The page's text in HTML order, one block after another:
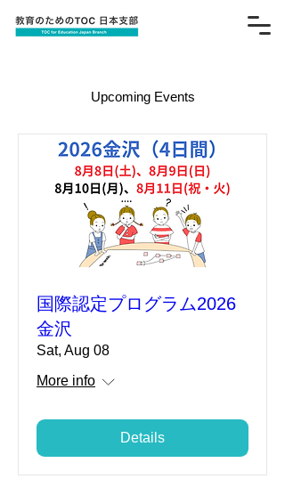
Upcoming Events
国際認定プログラム2026
金沢
Sat, Aug 08
More info
Details